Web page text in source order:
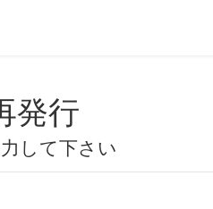
発行
して下さい